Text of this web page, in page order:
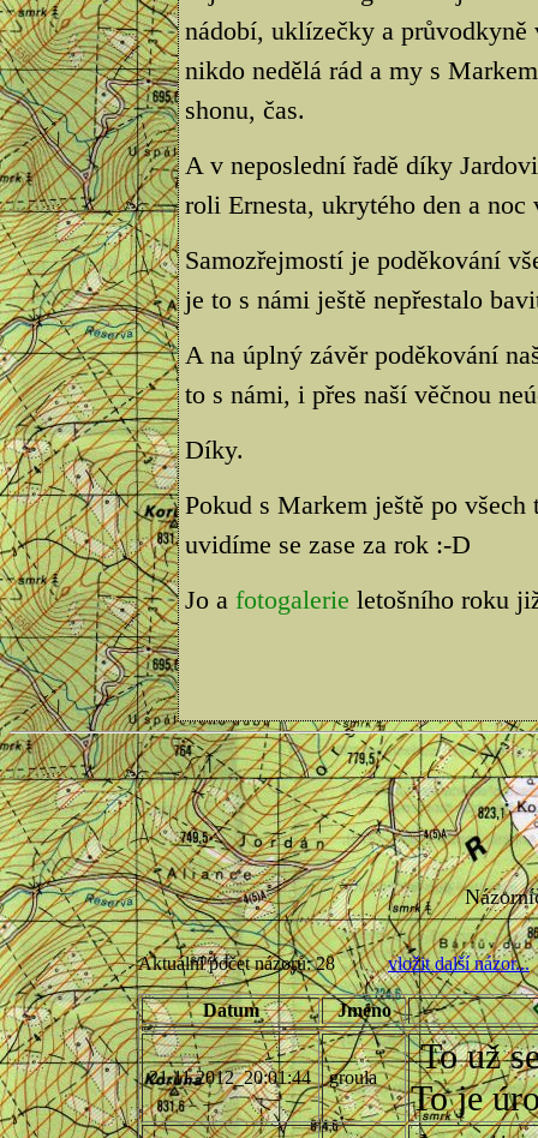
nádobí, uklízečky a průvodkyně
nikdo nedělá rád a my s
shonu, čas.
A v neposlední řadě díky
roli Ernesta, ukrytého den a
Samozřejmostí je poděkování
je to s námi ještě nepřestalo
A na úplný závěr poděkování
to s námi, i přes naší věčnou
Díky.
Pokud s Markem ještě po
uvidíme se zase za rok :-D
Jo a fotogalerie letošního roku